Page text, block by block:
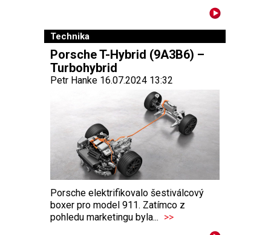
Technika
Porsche T-Hybrid (9A3B6) –
Turbohybrid
Petr Hanke 16.07.2024 13:32
Porsche elektrifikovalo šestiválcový
boxer pro model 911. Zatímco z
pohledu marketingu byla... >>